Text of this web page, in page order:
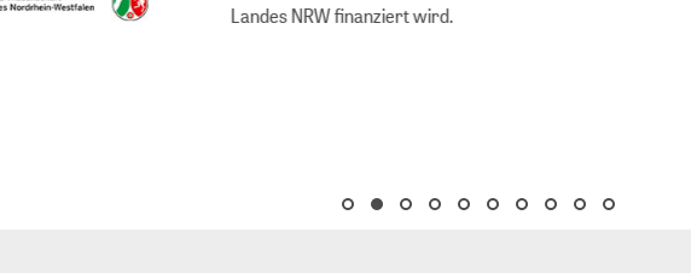
Landes NRW finanziert wird.